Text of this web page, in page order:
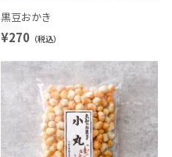
黒豆おかき
¥270 （税込）